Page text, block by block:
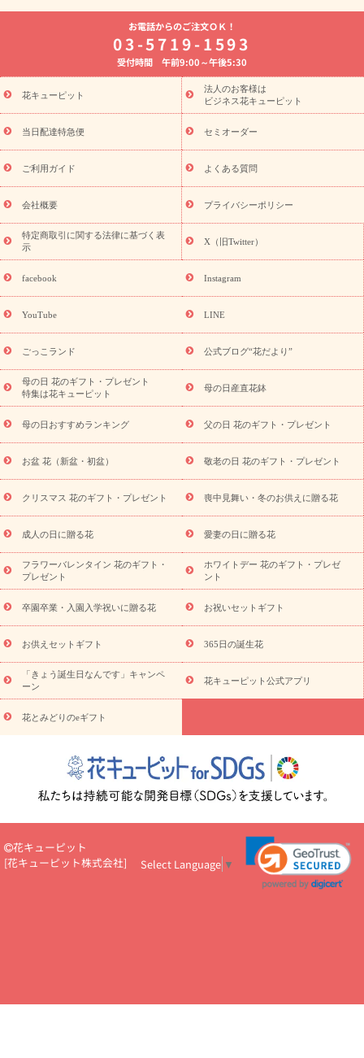
よく贈られる花
お祝いの花特集
誕生日フラワーギフト特集
8月の誕生花(トルコキキョウ)
開店・開業祝い
お供え・お悔やみ お供え・お悔やみの花
通夜・葬儀に贈る花 胡蝶蘭・花鉢
ーブドフラワー
季節のイベント
ひまわり ギフト・プレゼント
特集
お盆 花（新盆・初盆） 季節のイベント
お盆 花（新
盆・初盆）
お盆 花（新盆・初盆）
お盆・お供え 花とセットギ
フト
お盆・お供え プリザーブドフラワー
ひまわり ギフト・プ
レゼント特集
夏の花贈り・お中元・暑中見舞い 花のギフト特集
敬老の日におくる花ギフト・プレゼント特集
花ギフト・プレゼント特集
敬老の日 花のおすすめランキング
敬
老の日 花鉢植えのギフト・プレゼント特集
敬老の日 花とセットギ
フト・プレゼント特集
敬老の日の花 全てのギフト一覧
キャン
ペーン
映画『ウォーターガーディアンズ』コラボキャンペーン
「きょう誕生日なんです」キャンペーン
誕生日の花を探す
誕生日フラワーギフト 誕生日フラワーギフト特集
9月の誕生花(リンドウ)
ら探す
お祝いの花特集 当日配達特急便 お祝い商品一覧
念日
結婚祝い 出産祝い 退院祝い・快気祝い
寿祝い
プチギフト ペットのお祝いフラワー
供え・お悔やみ商品一覧
お供え・お悔やみの花
四十九日法要以
降に贈る花
通夜・葬儀に贈る花
お供え お花とセットギフト
お供え プリザーブドフラワー
ペットのお供えフラワー
お盆（新
盆・初盆）
その他 お祝い返し お見舞い
お取り寄せギフト
ビジネス用
ご自宅用 観葉植物 ミディ胡蝶蘭
プリザーブ
ドフラワー
スタイルから探す アレンジメント 花束
スタ
ンド花
お祝い お供え・お悔やみ 胡蝶蘭 胡蝶蘭・花鉢
ディ胡蝶蘭・お祝い
ミディ胡蝶蘭・お供え
世界初の青色胡蝶蘭
観葉植物
観葉植物 産直多肉植物
プリザーブドフラワー
お祝い
お供え・お悔やみ 花とセットギフト
セミオーダー
プチギフト（hanamore -ハナモア-）
花とみどりのeギフト
キューピットのeGfit
カラー ピンク イエローオレンジ
レッ
ド
お花の種類 トルコキキョウ
お祝い お祝い・3000円～ お祝い・4000円～
お祝い・
5000円～
お祝い・7000円～ お祝い・ 10000円～
お供え・お
悔やみ
円～
お供え・お悔やみ・
読み物
いのマナー
定年退職祝いのマナー
お祝いを贈るときのマナー・
花キューピットのお祝いコラム一覧
誕生日のお花を「色
彩心理学」で選ぶ方法
結婚祝いの予算相場
出産祝いお役立ち情
ール
新築引っ越し祝いコラム お祝い花のマナー総まとめ
職
場上司や先輩へ贈るお祝い花の正解は？
開店祝いの花 選び方ガイ
あり)
花キューピット×専門家
CO2排出量削減 / SDGsを考える
お電話からのご注文ＯＫ！
03-5719-1593
受付時間 午前9:00～午後5:30
花キューピット
法人のお客様は
ビジネス花キューピット
当日配達特急便 セミオーダー
ご利用ガイド よくある質問
会社概要 プライバシーポリシー
特定商取引に関する法律に基づく表
示
X（旧Twitter）
facebook Instagram
YouTube LINE
ごっこランド 公式ブログ“花だより”
母の日 花のギフト・プレゼント
特集は花キューピット
母の日産直花鉢
母の日おすすめランキング 父の日 花のギフト・プレゼント
お盆 花（新盆・初盆） 敬老の日 花のギフト・プレゼント
クリスマス 花のギフト・プレゼント 喪中見舞い・冬のお供えに贈る花
成人の日に贈る花 愛妻の日に贈る花
フラワーバレンタイン 花のギフト・
プレゼント
ホワイトデー 花のギフト・プレゼ
ント
卒園卒業・入園入学祝いに贈る花 お祝いセットギフト
お供えセットギフト 365日の誕生花
「きょう誕生日なんです」キャンペ
ーン
花キューピット公式アプリ
花とみどりのeギフト
花キューピット
[花キューピット株式会社] Select Language ▼